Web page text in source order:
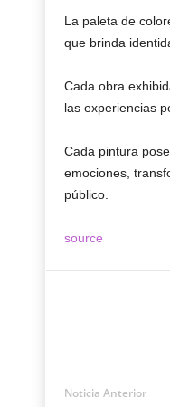
La paleta de
que brinda
Cada obra
las experiencias
Cada pintura
emociones,
público.
source
Noticia Anterior